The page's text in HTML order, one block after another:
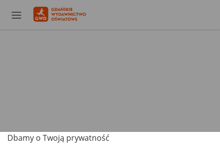
Dbamy o Twoją prywatność